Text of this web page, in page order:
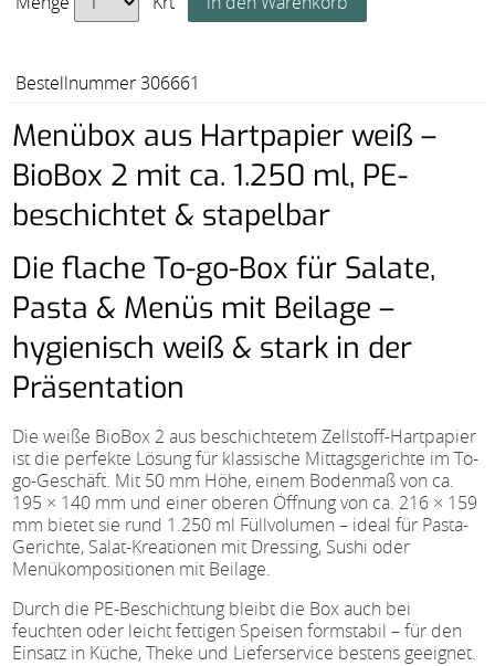
Bestellnummer 306661
Menübox aus Hartpapier weiß –
BioBox 2 mit ca. 1.250 ml, PE-
beschichtet & stapelbar
Die flache To-go-Box für Salate,
Pasta & Menüs mit Beilage –
hygienisch weiß & stark in der
Präsentation
Die weiße BioBox 2 aus beschichtetem Zellstoff-Hartpapier
ist die perfekte Lösung für klassische Mittagsgerichte im To-
go-Geschäft. Mit 50 mm Höhe, einem Bodenmaß von ca.
195 × 140 mm und einer oberen Öffnung von ca. 216 × 159
mm bietet sie rund 1.250 ml Füllvolumen – ideal für Pasta-
Gerichte, Salat-Kreationen mit Dressing, Sushi oder
Menükompositionen mit Beilage.
Durch die PE-Beschichtung bleibt die Box auch bei
feuchten oder leicht fettigen Speisen formstabil – für den
Einsatz in Küche, Theke und Lieferservice bestens geeignet.